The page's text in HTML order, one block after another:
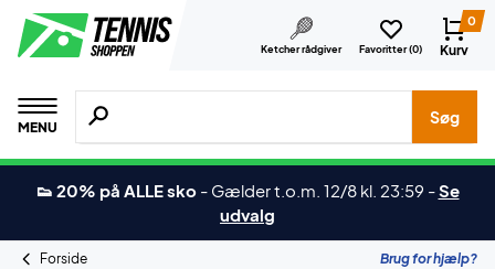
Ketcher rådgiver Favoritter (0)
0
Kurv
MENU
Søg efter produkter, mærker etc.
Søg
👟 20% på ALLE sko - Gælder t.o.m. 12/8 kl. 23:59 -Se
udvalg
Forside Brug for hjælp?